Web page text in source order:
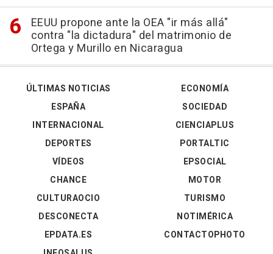
EEUU propone ante la OEA "ir más allá"
contra "la dictadura" del matrimonio de
Ortega y Murillo en Nicaragua
ÚLTIMAS NOTICIAS
ESPAÑA
INTERNACIONAL
DEPORTES
VÍDEOS
ECONOMÍA
SOCIEDAD
CIENCIAPLUS
PORTALTIC
EPSOCIAL
CHANCE
CULTURAOCIO
DESCONECTA
EPDATA.ES
MOTOR
TURISMO
NOTIMÉRICA
CONTACTOPHOTO